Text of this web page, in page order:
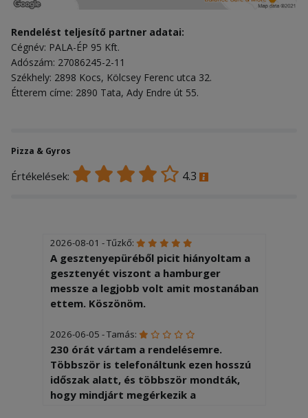
Rendelést teljesítő partner adatai:
Cégnév: PALA-ÉP 95 Kft.
Adószám: 27086245-2-11
Székhely: 2898 Kocs, Kölcsey Ferenc utca 32.
Étterem címe: 2890 Tata, Ady Endre út 55.
Pizza & Gyros
Értékelések: 4.3
2026-08-01 - Tűzkő:
A gesztenyepüréből picit hiányoltam a
gesztenyét viszont a hamburger
messze a legjobb volt amit mostanában
ettem. Köszönöm.
2026-06-05 - Tamás:
230 órát vártam a rendelésemre.
Többször is telefonáltunk ezen hosszú
időszak alatt, és többször mondták,
hogy mindjárt megérkezik a